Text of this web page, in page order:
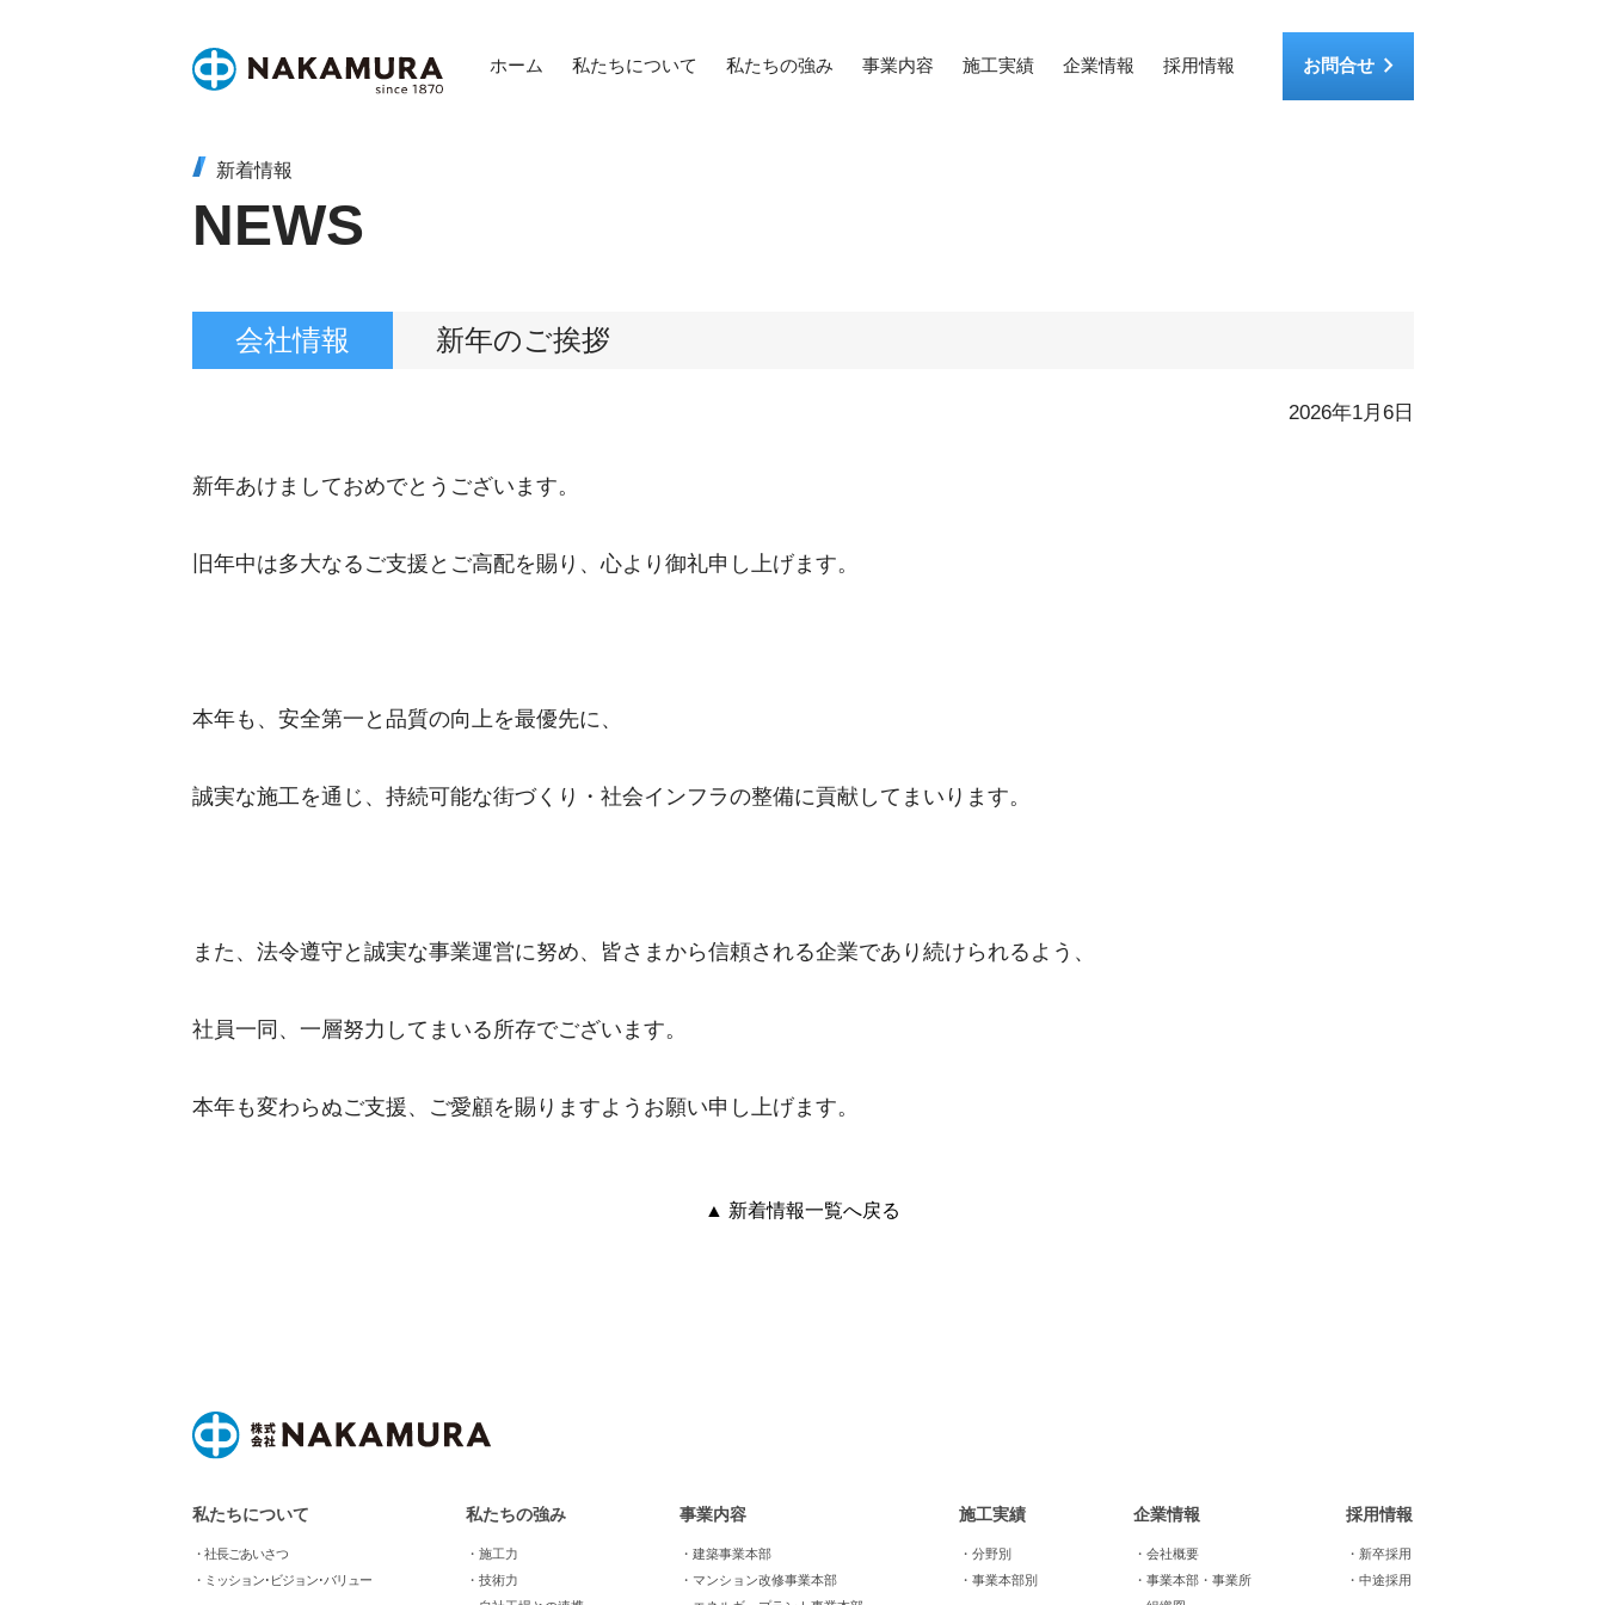
ホーム 私たちについて 私たちの強み 事業内容 施工実績 企業情報 採用情報 お問合せkeyboard_arrow_right
新着情報
NEWS
会社情報 新年のご挨拶
2026年1月6日
新年あけましておめでとうございます。
旧年中は多大なるご支援とご高配を賜り、心より御礼申し上げます。
本年も、安全第一と品質の向上を最優先に、
誠実な施工を通じ、持続可能な街づくり・社会インフラの整備に貢献してまいります。
また、法令遵守と誠実な事業運営に努め、皆さまから信頼される企業であり続けられるよう、
社員一同、一層努力してまいる所存でございます。
本年も変わらぬご支援、ご愛顧を賜りますようお願い申し上げます。
▲ 新着情報一覧へ戻る
私たちについて
・社長ごあいさつ
・ミッション･ビジョン･バリュー
私たちの強み
・施工力
・技術力
事業内容
・建築事業本部
・マンション改修事業本部
施工実績
・分野別
・事業本部別
企業情報
・会社概要
・事業本部・事業所
採用情報
・新卒採用
・中途採用